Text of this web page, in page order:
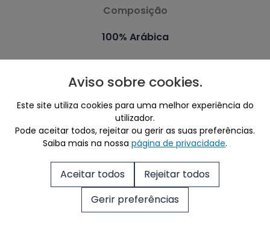
Composição
100% Arábica
Mais café para si
Ver Tudo
Produtos Relacionados
Aviso sobre cookies.
Este site utiliza cookies para uma melhor experiência do
utilizador.
Pode aceitar todos, rejeitar ou gerir as suas preferências.
Saiba mais na nossa página de privacidade.
Aceitar todos
Rejeitar todos
Gerir preferências